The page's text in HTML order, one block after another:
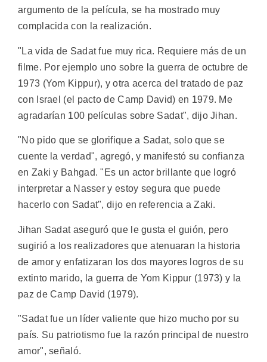
argumento de la película, se ha mostrado muy
complacida con la realización.
"La vida de Sadat fue muy rica. Requiere más de un
filme. Por ejemplo uno sobre la guerra de octubre de
1973 (Yom Kippur), y otra acerca del tratado de paz
con Israel (el pacto de Camp David) en 1979. Me
agradarían 100 películas sobre Sadat", dijo Jihan.
"No pido que se glorifique a Sadat, solo que se
cuente la verdad", agregó, y manifestó su confianza
en Zaki y Bahgad. "Es un actor brillante que logró
interpretar a Nasser y estoy segura que puede
hacerlo con Sadat", dijo en referencia a Zaki.
Jihan Sadat aseguró que le gusta el guión, pero
sugirió a los realizadores que atenuaran la historia
de amor y enfatizaran los dos mayores logros de su
extinto marido, la guerra de Yom Kippur (1973) y la
paz de Camp David (1979).
"Sadat fue un líder valiente que hizo mucho por su
país. Su patriotismo fue la razón principal de nuestro
amor", señaló.